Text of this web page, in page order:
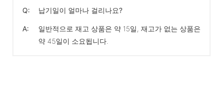
Q: 납기일이 얼마나 걸리나요?
A:
일반적으로 재고 상품은 약 15일, 재고가 없는 상품은
약 45일이 소요됩니다.